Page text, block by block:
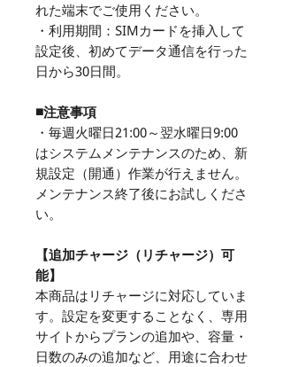
れた端末でご使用ください。
・利用期間：SIMカードを挿入して
設定後、初めてデータ通信を行った
日から30日間。
■注意事項
・毎週火曜日21:00～翌水曜日9:00
はシステムメンテナンスのため、新
規設定（開通）作業が行えません。
メンテナンス終了後にお試しくださ
い。
【追加チャージ（リチャージ）可
能】
本商品はリチャージに対応していま
す。設定を変更することなく、専用
サイトからプランの追加や、容量・
日数のみの追加など、用途に合わせ